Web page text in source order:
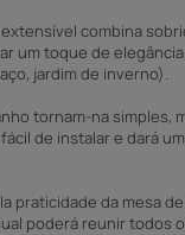
combina
um toque de
jardim de inverno).
tornam-na simples,
fácil de instalar e dará
praticidade da mesa
poderá reunir todos